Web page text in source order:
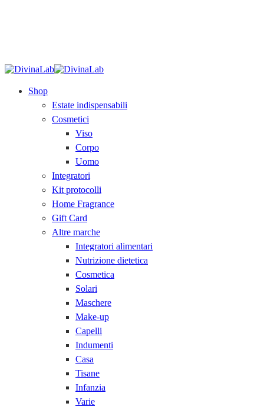
Shop
Estate indispensabili
Cosmetici
Viso
Corpo
Uomo
Integratori
Kit protocolli
Home Fragrance
Gift Card
Altre marche
Integratori alimentari
Nutrizione dietetica
Cosmetica
Solari
Maschere
Make-up
Capelli
Indumenti
Casa
Tisane
Infanzia
Varie